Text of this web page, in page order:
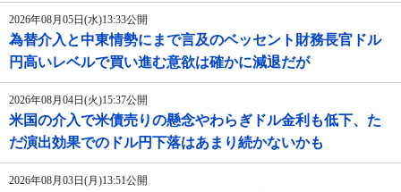
2026年08月05日(水)13:33公開
為替介入と中東情勢にまで言及のベッセント財務長官ドル
円高いレベルで買い進む意欲は確かに減退だが
2026年08月04日(火)15:37公開
米国の介入で米債売りの懸念やわらぎドル金利も低下、た
だ演出効果でのドル円下落はあまり続かないかも
2026年08月03日(月)13:51公開